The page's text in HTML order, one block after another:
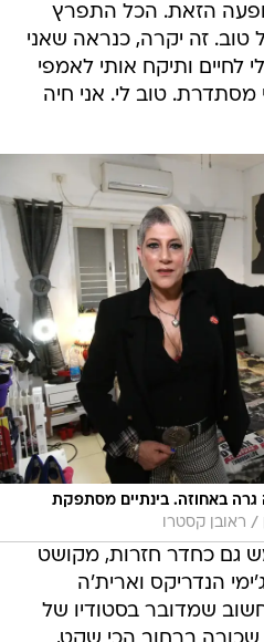
הזאת. הכל התפרץ
זה יקרה, כנראה שאני
לחיים ותיקח אותי לאמפי
מסתדרת. טוב לי. אני חיה
גרה באחוזה. בינתיים מסתפקת
/ ראובן קסטרו
גם כחדר חזרות, מקושט
הנדריקס וארית'ה
שמדובר בסטודיו של